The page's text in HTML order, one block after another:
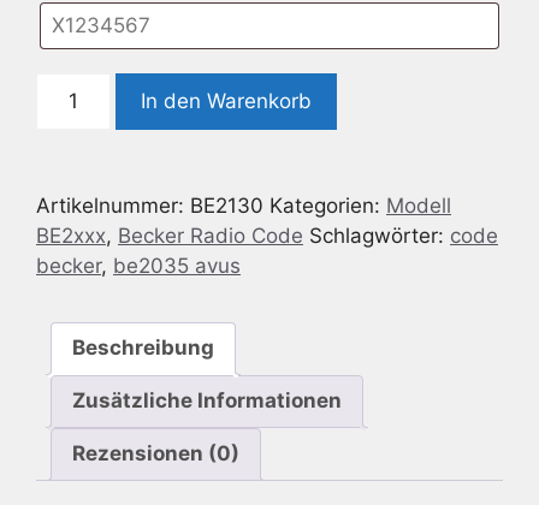
Code
Becker
BE2130
AVUS
MONZA
Menge
In den Warenkorb
Artikelnummer: BE2130 Kategorien: Modell
BE2xxx, Becker Radio Code Schlagwörter: code
becker, be2035 avus
Beschreibung
Zusätzliche Informationen
Rezensionen (0)